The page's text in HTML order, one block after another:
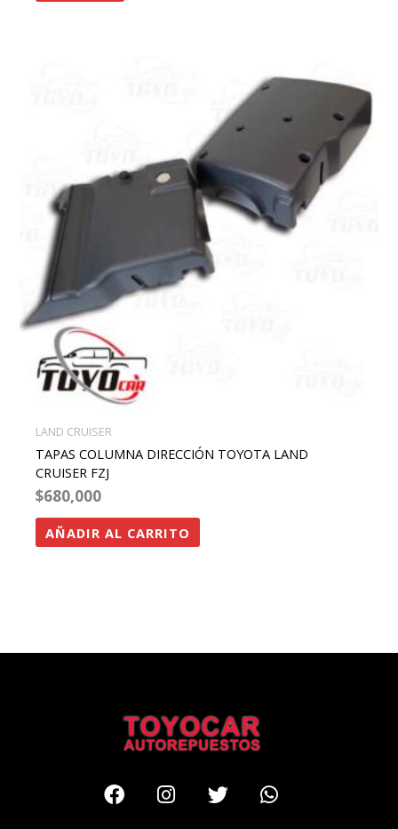
LAND CRUISER
TAPAS COLUMNA DIRECCIÓN TOYOTA LAND
CRUISER FZJ
$680,000
AÑADIR AL CARRITO
FacebookInstagram
TwitterWhatsapp